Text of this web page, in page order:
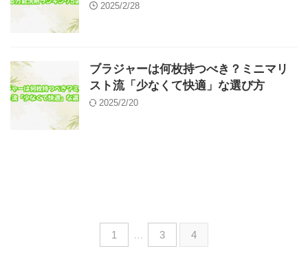
2025/2/28
ブラジャーは何枚持つべき？ミニマリ
スト流「少なくて快適」な選び方
2025/2/20
1 … 3 4